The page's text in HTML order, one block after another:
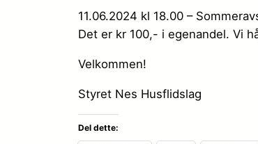
11.06.2024 kl 18.00 –
Det er kr 100,- i egenandel. Vi
Velkommen!
Styret Nes Husflidslag
Del dette: